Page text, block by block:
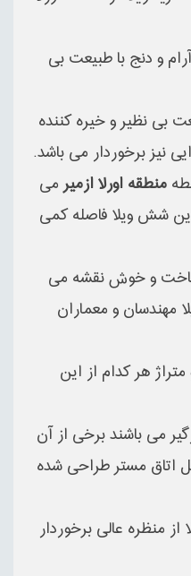
و دنج با طبیعت بی
بی نظیر و خیره کننده
نیز برخوردار می باشد.
منطقه اورلا ازمیرمی
شش ویلا فاصله کمی
و خوش نقشه می
و معماران
متراژ هر کدام از این
این 6 ویلا نورگیر می باشند برخی از آن
اتاق مستر طراحی شده
منظره عالی برخوردار